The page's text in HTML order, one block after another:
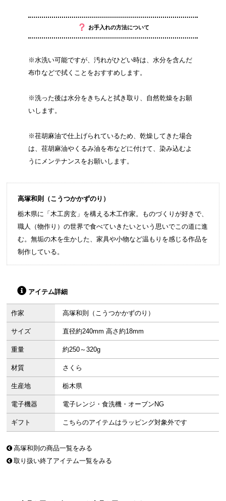
？ お手入れの方法について
※水洗い可能ですが、汚れがひどい時は、水分を含んだ
布巾などで拭くことをおすすめします。
※洗った後は水分をきちんと拭き取り、自然乾燥をお願
いします。
※荏胡麻油で仕上げられているため、乾燥してきた場合
は、荏胡麻油やくるみ油を布などに付けて、染み込むよ
うにメンテナンスをお願いします。
高塚和則（こうつかかずのり）
栃木県に「木工房玄」を構える木工作家。ものづくりが好きで、
職人（物作り）の世界で食べていきたいという思いでこの道に進
む。無垢の木を生かした、家具や小物など温もりを感じる作品を
制作している。
アイテム詳細
作家 高塚和則（こうつかかずのり）
サイズ 直径約240mm 高さ約18mm
重量 約250～320g
材質 さくら
生産地 栃木県
電子機器 電子レンジ・食洗機・オーブンNG
ギフト こちらのアイテムはラッピング対象外です
高塚和則の商品一覧をみる
取り扱い終了アイテム一覧をみる